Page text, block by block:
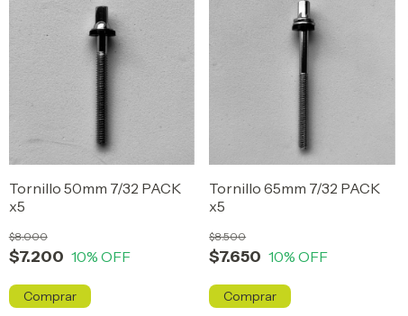
Tornillo 50mm 7/32 PACK
x5
$7.200
$8.000
10% OFF
Tornillo 65mm 7/32 PACK
x5
$7.650
$8.500
10% OFF